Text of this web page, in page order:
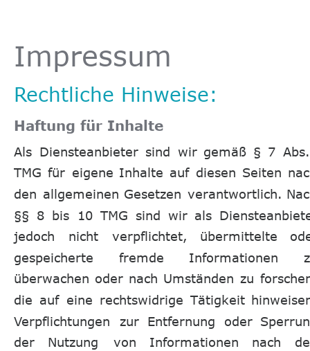
Impressum
Rechtliche Hinweise:
Haftung für Inhalte
Als Diensteanbieter sind wir gemäß § 7
TMG für eigene Inhalte auf diesen Seiten
den allgemeinen Gesetzen verantwortlich.
§§ 8 bis 10 TMG sind wir als
jedoch
nicht verpflichtet, übermittelte
gespeicherte
fremde Informationen
überwachen oder nach Umständen zu
die auf eine rechtswidrige Tätigkeit
Verpflichtungen
zur Entfernung oder
der
Nutzung von Informationen nach